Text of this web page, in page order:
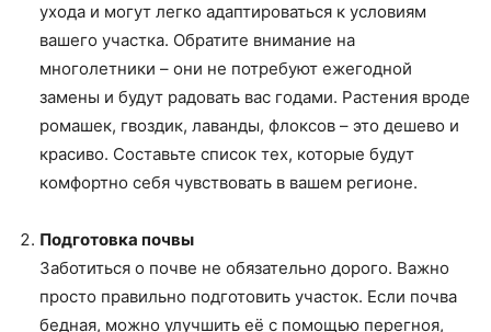
ухода и могут легко адаптироваться к условиям
вашего участка. Обратите внимание на
многолетники – они не потребуют ежегодной
замены и будут радовать вас годами. Растения вроде
ромашек, гвоздик, лаванды, флоксов – это дешево и
красиво. Составьте список тех, которые будут
комфортно себя чувствовать в вашем регионе.
Подготовка почвы
Заботиться о почве не обязательно дорого. Важно
просто правильно подготовить участок. Если почва
бедная, можно улучшить её с помощью перегноя,